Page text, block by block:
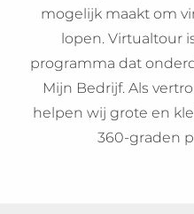
mogelijk maakt om
lopen. Virtualtour
programma dat
Mijn Bedrijf. Als
helpen wij grote en
360-graden